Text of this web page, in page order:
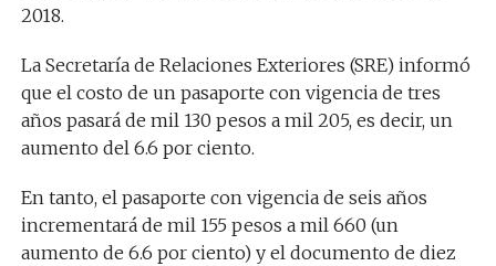
2018.
La Secretaría de Relaciones Exteriores (SRE) informó
que el costo de un pasaporte con vigencia de tres
años pasará de mil 130 pesos a mil 205, es decir, un
aumento del 6.6 por ciento.
En tanto, el pasaporte con vigencia de seis años
incrementará de mil 155 pesos a mil 660 (un
aumento de 6.6 por ciento) y el documento de diez